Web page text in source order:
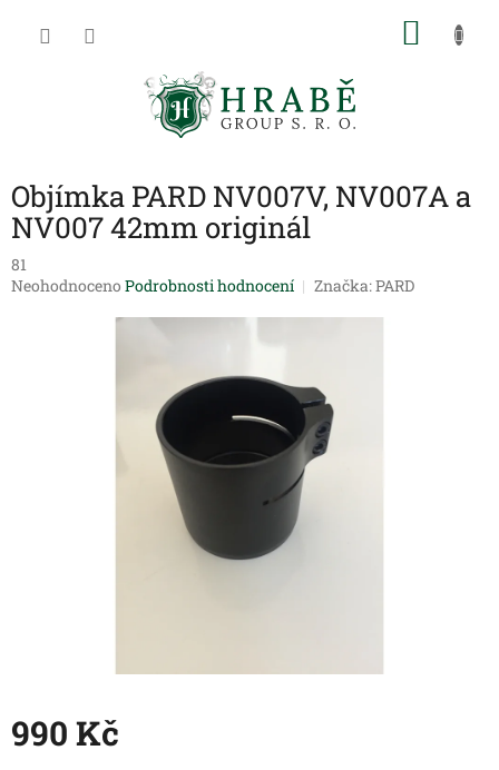
Objímka PARD NV007V, NV007A a
NV007 42mm originál
81
Průměrné
Neohodnoceno Podrobnosti hodnocení Značka:PARD
990 Kč